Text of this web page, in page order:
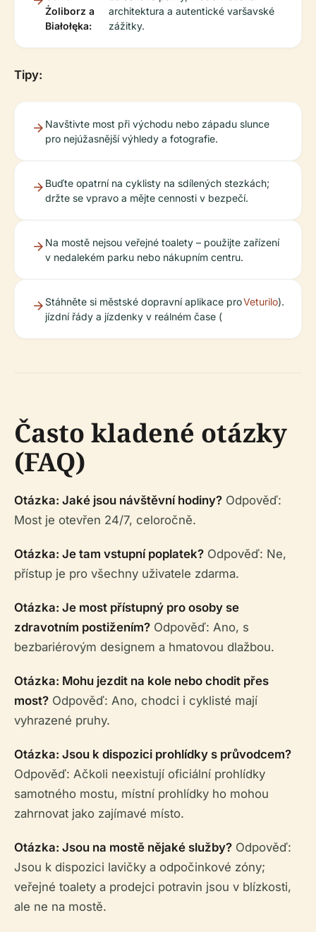
Żoliborz a
Białołęka:
architektura a autentické varšavské
zážitky.
Tipy:
Navštivte most při východu nebo západu slunce
pro nejúžasnější výhledy a fotografie.
Buďte opatrní na cyklisty na sdílených stezkách;
držte se vpravo a mějte cennosti v bezpečí.
Na mostě nejsou veřejné toalety – použijte zařízení
v nedalekém parku nebo nákupním centru.
Stáhněte si městské dopravní aplikace pro
jízdní řády a jízdenky v reálném čase (
Veturilo).
Často kladené otázky
(FAQ)
Otázka: Jaké jsou návštěvní hodiny? Odpověď:
Most je otevřen 24/7, celoročně.
Otázka: Je tam vstupní poplatek? Odpověď: Ne,
přístup je pro všechny uživatele zdarma.
Otázka: Je most přístupný pro osoby se
zdravotním postižením? Odpověď: Ano, s
bezbariérovým designem a hmatovou dlažbou.
Otázka: Mohu jezdit na kole nebo chodit přes
most? Odpověď: Ano, chodci i cyklisté mají
vyhrazené pruhy.
Otázka: Jsou k dispozici prohlídky s průvodcem?
Odpověď: Ačkoli neexistují oficiální prohlídky
samotného mostu, místní prohlídky ho mohou
zahrnovat jako zajímavé místo.
Otázka: Jsou na mostě nějaké služby? Odpověď:
Jsou k dispozici lavičky a odpočinkové zóny;
veřejné toalety a prodejci potravin jsou v blízkosti,
ale ne na mostě.